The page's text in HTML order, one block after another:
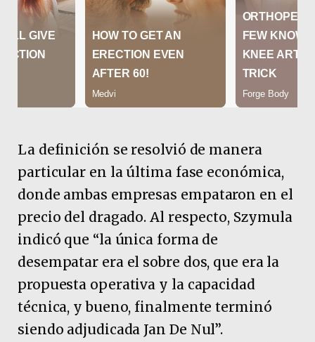
La definición se resolvió de manera
particular en la última fase económica,
donde ambas empresas empataron en el
precio del dragado. Al respecto, Szymula
indicó que “la única forma de
desempatar era el sobre dos, que era la
propuesta operativa y la capacidad
técnica, y bueno, finalmente terminó
siendo adjudicada Jan De Nul”.